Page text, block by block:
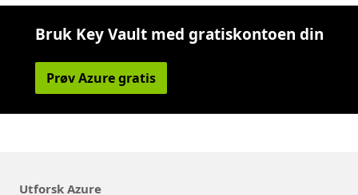
Bruk Key Vault med gratiskontoen din
Prøv Azure gratis
Utforsk Azure